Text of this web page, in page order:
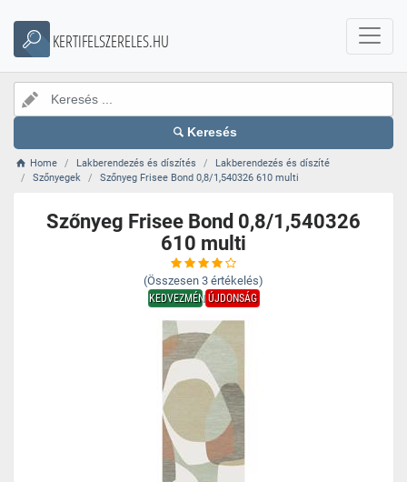
KERTIFELSZERELES.HU
Keresés
Home Lakberendezés és díszítés
Lakberendezés és díszíté
Szőnyegek
Szőnyeg Frisee Bond 0,8/1,540326 610 multi
Szőnyeg Frisee Bond 0,8/1,540326
610 multi
(Összesen 3 értékelés)
KEDVEZMÉNYÚJDONSÁG